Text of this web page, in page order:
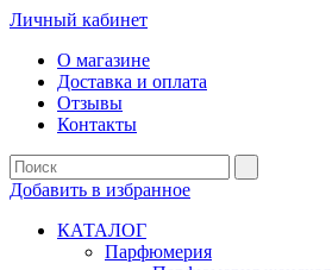
Личный кабинет
О магазине
Доставка и оплата
Отзывы
Контакты
Добавить в избранное
КАТАЛОГ
Парфюмерия